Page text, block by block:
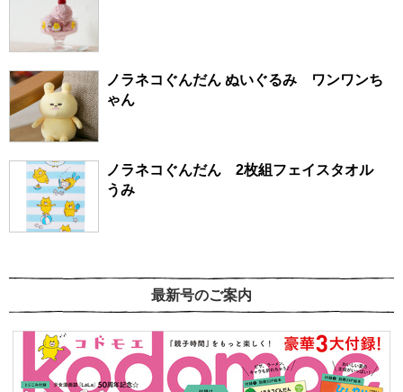
ノラネコぐんだん ぬいぐるみ ワンワンち
ゃん
ノラネコぐんだん 2枚組フェイスタオル
うみ
最新号のご案内